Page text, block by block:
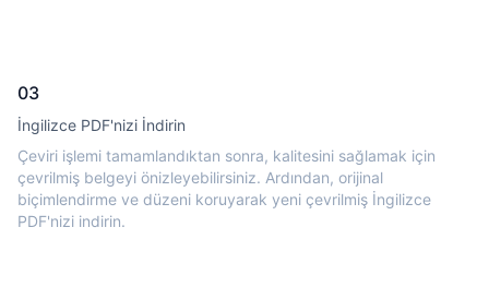
03
İngilizce PDF'nizi İndirin
Çeviri işlemi tamamlandıktan sonra, kalitesini sağlamak için
çevrilmiş belgeyi önizleyebilirsiniz. Ardından, orijinal
biçimlendirme ve düzeni koruyarak yeni çevrilmiş İngilizce
PDF'nizi indirin.